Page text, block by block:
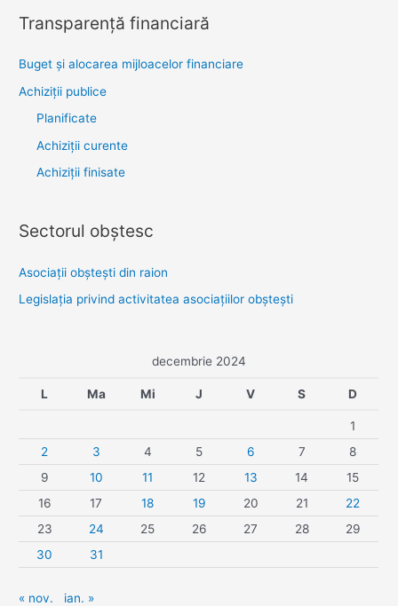
Transparenţă financiară
Buget și alocarea mijloacelor financiare
Achiziţii publice
Planificate
Achiziții curente
Achiziții finisate
Sectorul obştesc
Asociaţii obşteşti din raion
Legislaţia privind activitatea asociaţiilor obşteşti
decembrie 2024
L Ma Mi J V S D
1
2
3 4 5 6 7
8
9
10 11 12 13 14
15
16
17 18 19 20 21
22
23
24 25 26 27 28
29
30
31
« nov. ian. »